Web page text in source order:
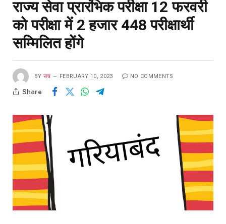
राज्य सेवा प्रारंभिक परीक्षा 12 फरवरी
को परीक्षा में 2 हजार 448 परीक्षार्थी
सम्मिलित होंगे
BY सच FEBRUARY 10, 2023 NO COMMENTS
Share